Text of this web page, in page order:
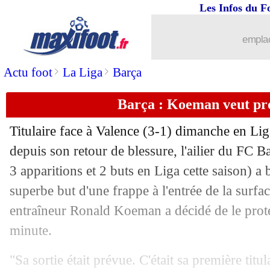
Actu foot> La Liga> Barça
Les Infos du
Barça : Koeman veut
Titulaire face à Valence (3-1) dimanche en
depuis son retour de blessure, l'ailier du FC
3 apparitions et 2 buts en Liga cette saison)
superbe but d'une frappe à l'entrée de la
entraîneur Ronald Koeman a décidé de le
minute.
"Sa sortie était prévue. C'était sa première
Leipzig
18/10 Bayern
18/10 OM: Caleta-Car, Sampaoli se justifie
18/10 Barça : l'émotion d'Agüero
18/10 PSG: Beye prend la défense de
18/10 Troyes: Rami règle ses comptes !
18/10 OM
18/10 Divers: l'appel du pied de Santini